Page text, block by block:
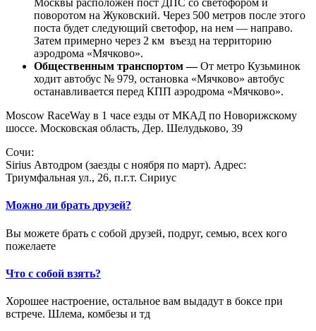
Москвы расположен пост ДПС со светофором и
поворотом на Жуковский. Через 500 метров после этого
поста будет следующий светофор, на нем — направо.
Затем примерно через 2 км въезд на территорию
аэродрома «Мячково».
Общественным транспортом —От метро Кузьминок
ходит автобус № 979, остановка «Мячково» автобус
останавливается перед КПП аэродрома «Мячково».
Moscow RaceWay в 1 часе езды от МКАД по Новорижскому
шоссе. Московская область, Дер. Шелудьково, 39
Сочи:
Sirius Автодром (заезды с ноября по март). Адрес:
Триумфальная ул., 26, п.г.т. Сириус
Можно ли брать друзей?
Вы можете брать с собой друзей, подруг, семью, всех кого
пожелаете
Что с собой взять?
Хорошее настроение, остальное вам выдадут в боксе при
встрече. Шлема, комбезы и тд